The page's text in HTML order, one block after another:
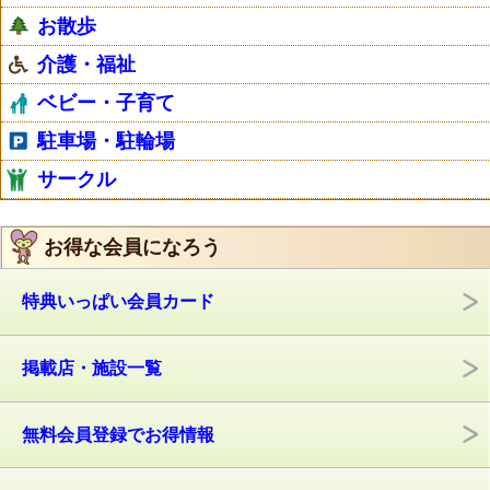
お散歩
介護・福祉
ベビー・子育て
駐車場・駐輪場
サークル
お得な会員になろう
特典いっぱい会員カード
掲載店・施設一覧
無料会員登録でお得情報